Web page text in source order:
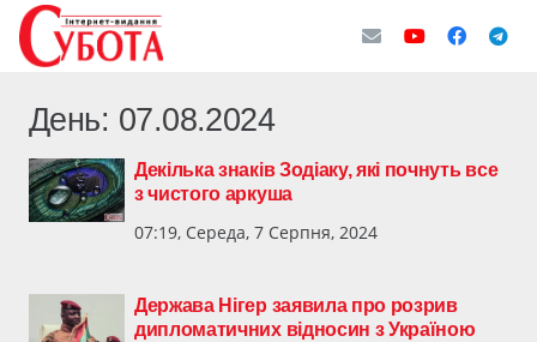
День: 07.08.2024
Декілька знаків Зодіаку, які почнуть все
з чистого аркуша
07:19, Середа, 7 Серпня, 2024
Держава Нігер заявила про розрив
дипломатичних відносин з Україною